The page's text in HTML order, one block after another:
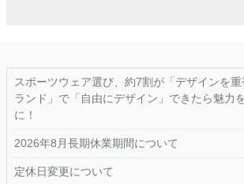
スポーツウェア選び、約7割が「デザインを
ランド」で「自由にデザイン」できたら魅力
に！
2026年8月長期休業期間について
定休日変更について